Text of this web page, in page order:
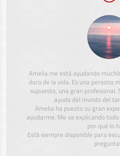
Amelia me está ayudando
duro de la vida. Es una persona
supuesto, una gran profesional.
ayuda del mundo del
Amelia ha puesto su gran
ayudarme. Me va explicando
por qué lo
Está siempre disponible para